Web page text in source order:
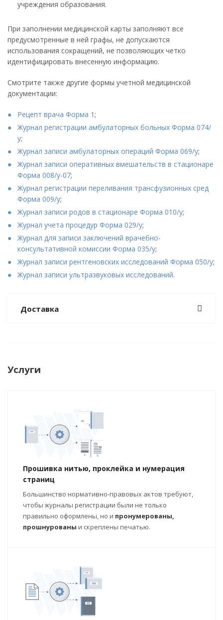
учреждения образования.
При заполнении медицинской карты заполняют все
предусмотренные в ней графы, не допускаются
использования сокращений, не позволяющих четко
идентифицировать внесенную информацию.
Смотрите также другие формы учетной медицинской
документации:
Рецепт врача Форма 1;
Журнал регистрации амбулаторных больных Форма 074/
у;
Журнал записи амбулаторных операций Форма 069/у;
Журнал записи оперативных вмешательств в стационаре
Форма 008/у-07;
Журнал регистрации переливания трансфузионных сред
Форма 009/у;
Журнал записи родов в стационаре Форма 010/у;
Журнал учета процедур Форма 029/у;
Журнал для записи заключений врачебно-
консультативной комиссии Форма 035/у;
Журнал записи рентгеновских исследований Форма 050/у;
Журнал записи ультразвуковых исследований.
Доставка
Услуги
Прошивка нитью, проклейка и нумерация
страниц
Большинство нормативно-правовых актов требуют,
чтобы журналы регистрации были не только
правильно оформлены, но и пронумерованы,
прошнурованы и скреплены печатью.